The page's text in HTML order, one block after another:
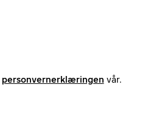
personvernerklæringen vår.